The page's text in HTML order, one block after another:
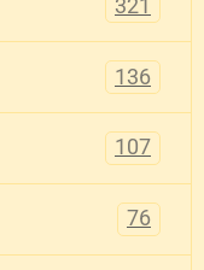
321
136
107
76